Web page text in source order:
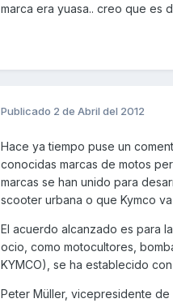
marca era yuasa.. creo que es
Publicado 2 de Abril del 2012
Hace ya tiempo puse un
conocidas marcas de motos
marcas se han unido para
scooter urbana o que Kymco
El acuerdo alcanzado es para
ocio, como motocultores,
KYMCO), se ha establecido
Peter Müller, vicepresidente